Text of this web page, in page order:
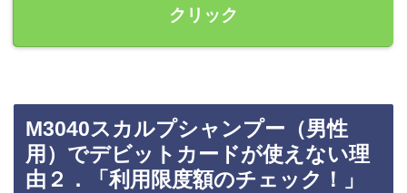
クリック
M3040スカルプシャンプー（男性
用）でデビットカードが使えない理
由２．「利用限度額のチェック！」